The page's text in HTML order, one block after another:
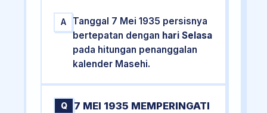
A
Tanggal 7 Mei 1935 persisnya
bertepatan dengan hari Selasa
pada hitungan penanggalan
kalender Masehi.
Q
7 MEI 1935 MEMPERINGATI